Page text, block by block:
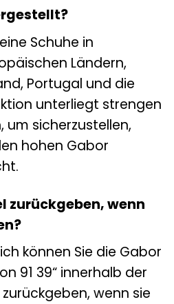
Schuhe in
Ländern,
Portugal und die
unterliegt strengen
sicherzustellen,
hohen Gabor
zurückgeben, wenn
können Sie die Gabor
91 39“ innerhalb der
wenn sie